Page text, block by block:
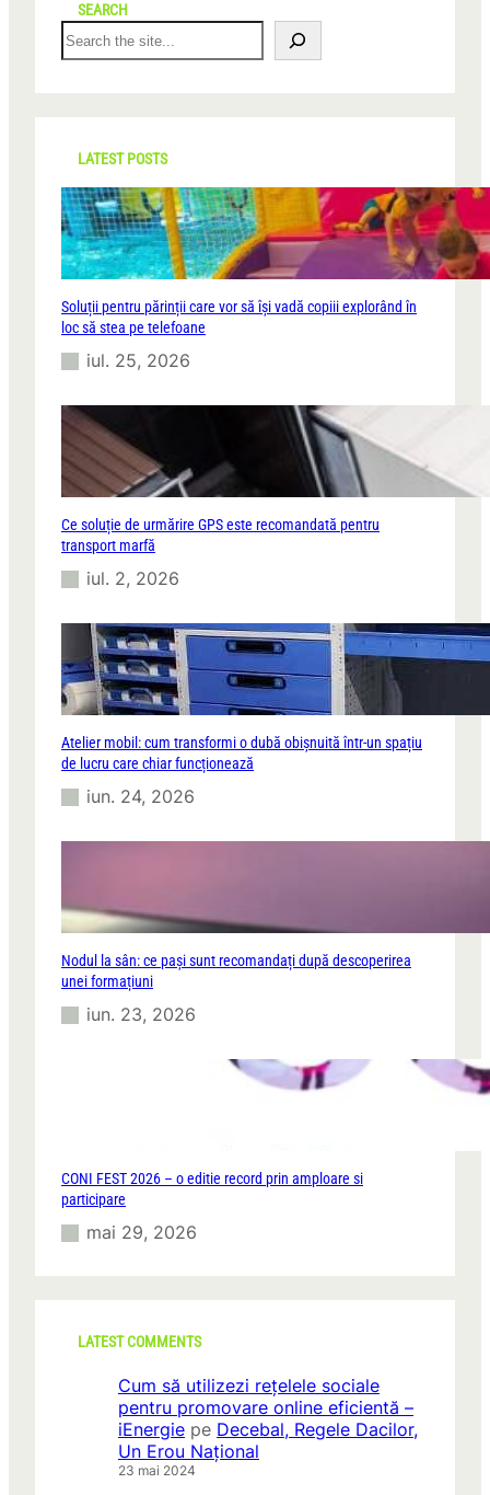
SEARCH
S
e
r
c
LATEST POSTS
Soluții pentru părinții care vor să își vadă copiii explorând în
loc să stea pe telefoane
iul. 25, 2026
Ce soluție de urmărire GPS este recomandată pentru
transport marfă
iul. 2, 2026
Atelier mobil: cum transformi o dubă obișnuită într-un spațiu
de lucru care chiar funcționează
iun. 24, 2026
Nodul la sân: ce pași sunt recomandați după descoperirea
unei formațiuni
iun. 23, 2026
CONI FEST 2026 – o editie record prin amploare si
participare
mai 29, 2026
LATEST COMMENTS
Cum să utilizezi rețelele sociale
pentru promovare online eficientă –
iEnergie pe Decebal, Regele Dacilor,
Un Erou Național
23 mai 2024